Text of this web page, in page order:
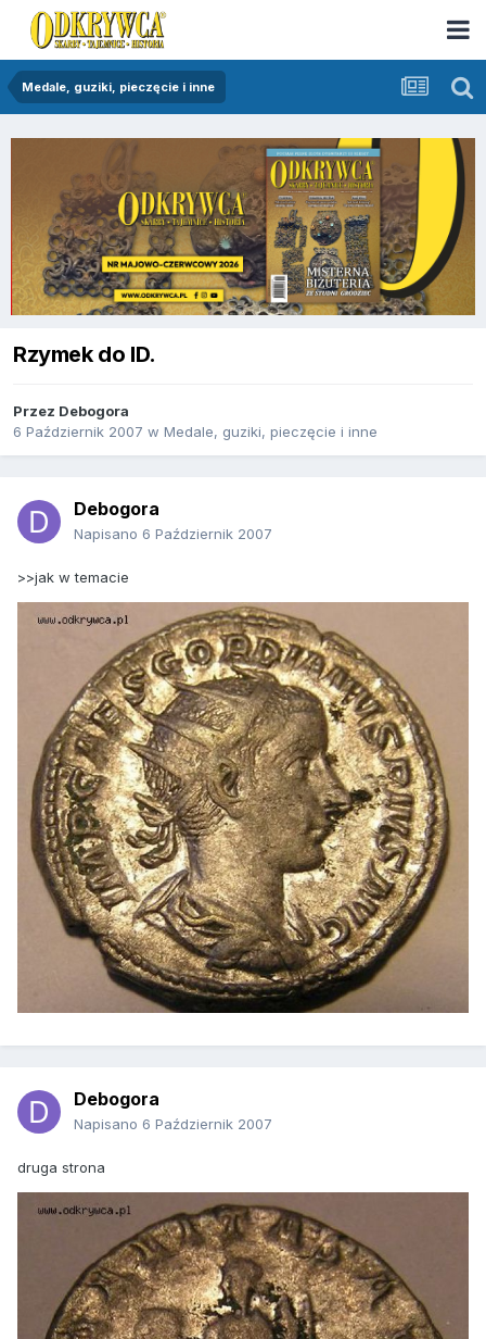
Medale, guziki, pieczęcie i inne
Rzymek do ID.
Przez Debogora
6 Październik 2007 w Medale, guziki, pieczęcie i inne
Debogora
Napisano 6 Październik 2007
>>jak w temacie
Debogora
Napisano 6 Październik 2007
druga strona